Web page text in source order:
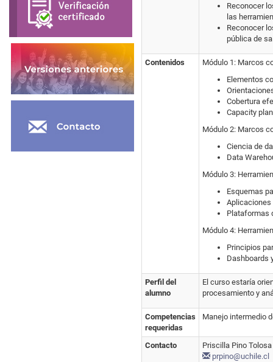
Reconocer
las
Reconocer
pública de
Contenidos
Módulo 1: Marcos
Elementos
Cobertura
Capacity
Módulo 2: Marcos
Ciencia de
Data
Módulo 3:
Esquemas
Aplicaciones
Plataformas
Módulo 4:
Principios
Dashboards
Perfil del
alumno
El curso estaría
procesamiento y
Competencias
requeridas
Manejo intermedio
Contacto
Priscilla Pino Tolosa
prpino@uchile.cl